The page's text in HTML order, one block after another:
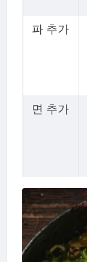
파 추가
면 추가